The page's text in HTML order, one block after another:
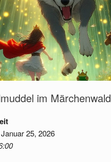
im Märchenwald
25, 2026